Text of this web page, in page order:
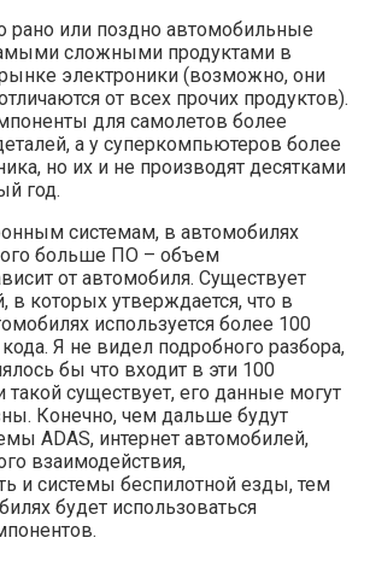
рано или поздно автомобильные
сложными продуктами в
электроники (возможно, они
от всех прочих продуктов).
для самолетов более
а у суперкомпьютеров более
но их и не производят десятками
год.
системам, в автомобилях
больше ПО – объем
от автомобиля. Существует
в которых утверждается, что в
используется более 100
Я не видел подробного разбора,
бы что входит в эти 100
существует, его данные могут
Конечно, чем дальше будут
ADAS, интернет автомобилей,
взаимодействия,
и системы беспилотной езды, тем
будет использоваться